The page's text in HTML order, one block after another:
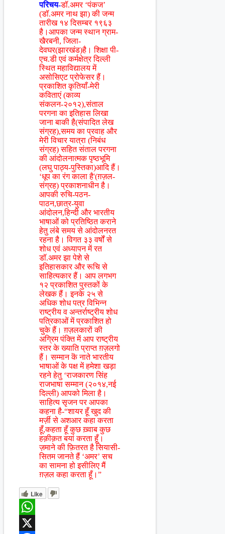
परिचय-डॉ.अमर ‘पंकज’
(डॉ.अमर नाथ झा) की जन्म
तारीख १४ दिसम्बर १९६३
है।आपका जन्म स्थान ग्राम-
खैरबनी, जिला-
देवघर(झारखंड)है। शिक्षा पी-
एच.डी एवं कर्मक्षेत्र दिल्ली
स्थित महाविद्यालय में
असोसिएट प्रोफेसर हैं।
प्रकाशित कृतियाँ-मेरी
कविताएं (काव्य
संकलन-२०१२),संताल
परगना का इतिहास लिखा
जाना बाकी है(संपादित लेख
संग्रह),समय का प्रवाह और
मेरी विचार यात्रा (निबंध
संग्रह) सहित संताल परगना
की आंदोलनात्मक पृष्ठभूमि
(लघु पाठ्य-पुस्तिका)आदि हैं।
‘धूप का रंग काला है'(ग़ज़ल-
संग्रह) प्रकाशनाधीन है।
आपकी रुचि-पठन-
पाठन,छात्र-युवा
आंदोलन,हिन्दी और भारतीय
भाषाओं को प्रतिष्ठित कराने
हेतु लंबे समय से आंदोलनरत
रहना है। विगत ३३ वर्षों से
शोध एवं अध्यापन में रत
डॉ.अमर झा पेशे से
इतिहासकार और रूचि से
साहित्यकार हैं। आप लगभग
१२ प्रकाशित पुस्तकों के
लेखक हैं। इनके २५ से
अधिक शोध पत्र विभिन्न
राष्ट्रीय व अन्तर्राष्ट्रीय शोध
पत्रिकाओं में प्रकाशित हो
चुके हैं। ग़ज़लकारों की
अग्रिम पंक्ति में आप राष्ट्रीय
स्तर के ख्याति प्राप्त ग़ज़लगो
हैं। सम्मान कॆ नाते भारतीय
भाषाओं के पक्ष में हमेशा खड़ा
रहने हेतु ‘राजकारण सिंह
राजभाषा सम्मान (२०१४,नई
दिल्ली) आपको मिला है।
साहित्य सृजन पर आपका
कहना है-“शायर हूँ खुद की
मर्ज़ी से अशआर कहा करता
हूँ,कहता हूँ कुछ ख़्वाब कुछ
हक़ीक़त बयां करता हूँ।
ज़माने की फ़ितरत है सियासी-
सितम जानते हैं ‘अमर’ सच
का सामना हो इसीलिए मैं
ग़ज़ल कहा करता हूँ।”
Like
WhatsApp